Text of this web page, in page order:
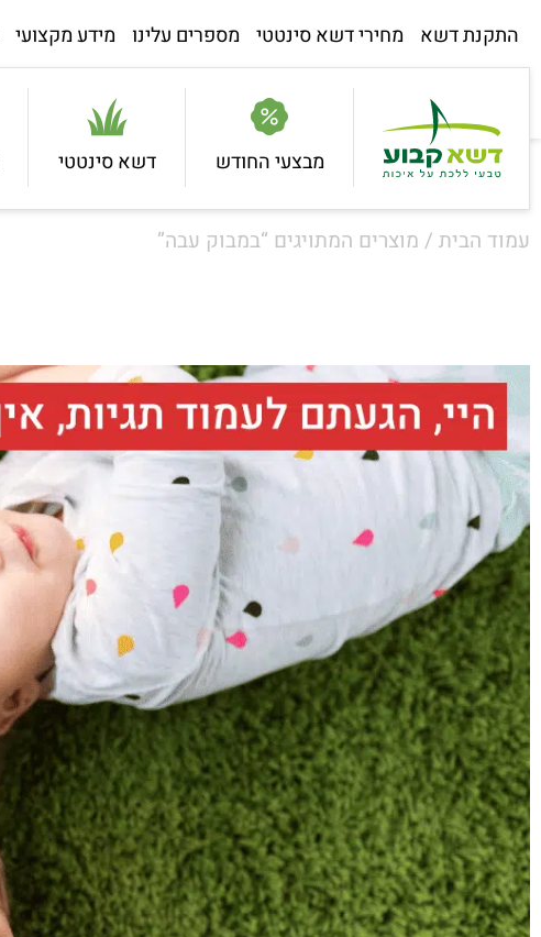
התקנת דשא מחירי דשא סינטטי מספרים עלינו מידע מקצועי
מבצעי החודש דשא סינטטי
עמוד הבית / מוצרים המתויגים “במבוק עבה”